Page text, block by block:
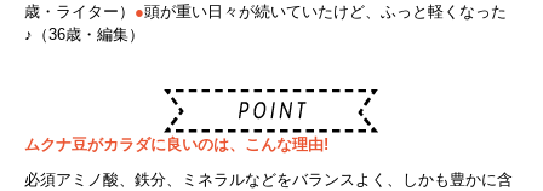
歳・ライター） ●頭が重い日々が続いていたけど、ふっと軽くなった
♪（36歳・編集）
ムクナ豆がカラダに良いのは、こんな理由!
必須アミノ酸、鉄分、ミネラルなどをバランスよく、しかも豊かに含